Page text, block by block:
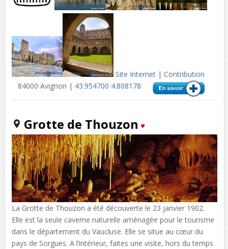
Site Internet| Contribution
84000 Avignon | 43.954700 4.808178
Grotte de Thouzon
La Grotte de Thouzon a été découverte le 23 janvier 1902.
Elle est la seule caverne naturelle aménagée pour le tourisme
dans le département du Vaucluse. Elle se situe au cœur du
pays de Sorgues. A l’intérieur, faites une visite, hors du temps